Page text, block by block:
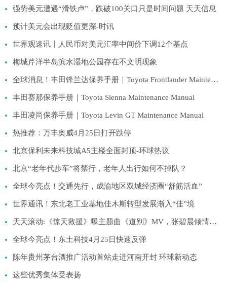
强势美元遭遇“滑铁卢”，跌破100关口只是时间问题 天天信息
预计美元会出现贬值更深-时讯
世界观速讯丨人民币对美元汇率中间价下调12个基点
梅城芹洋半岛滨水湿地公园存在不文明现象
全球消息！丰田锋兰达保养手册｜Toyota Frontlander Maintenance Manual
丰田赛那保养手册｜Toyota Sienna Maintenance Manual
丰田凌尚保养手册｜Toyota Levin GT Maintenance Manual
热推荐：万丰奥威4月25日打开跌停
北京保利未来科技城A5主楼全面封顶-环球热议
北京“老年代步车”将禁行，老年人出行如何不掉队？
全球今亮点！交通先行，成渝地区双城经济圈“舒筋活血”
世界通讯！东北老工业基地佳木斯转型发展渐入“佳”境
天天滚动:《惊天救援》曝主题曲《道别》MV，张碧晨倾情演唱
全球今亮点！东土科技4月25日快速反弹
陈年贵州茅台酒推广活动首站走进河南开封 环球新动态
这些优秀集体受表扬